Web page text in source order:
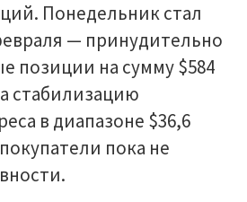
Понедельник стал
— принудительно
позиции на сумму $584
стабилизацию
в диапазоне $36,6
пока не